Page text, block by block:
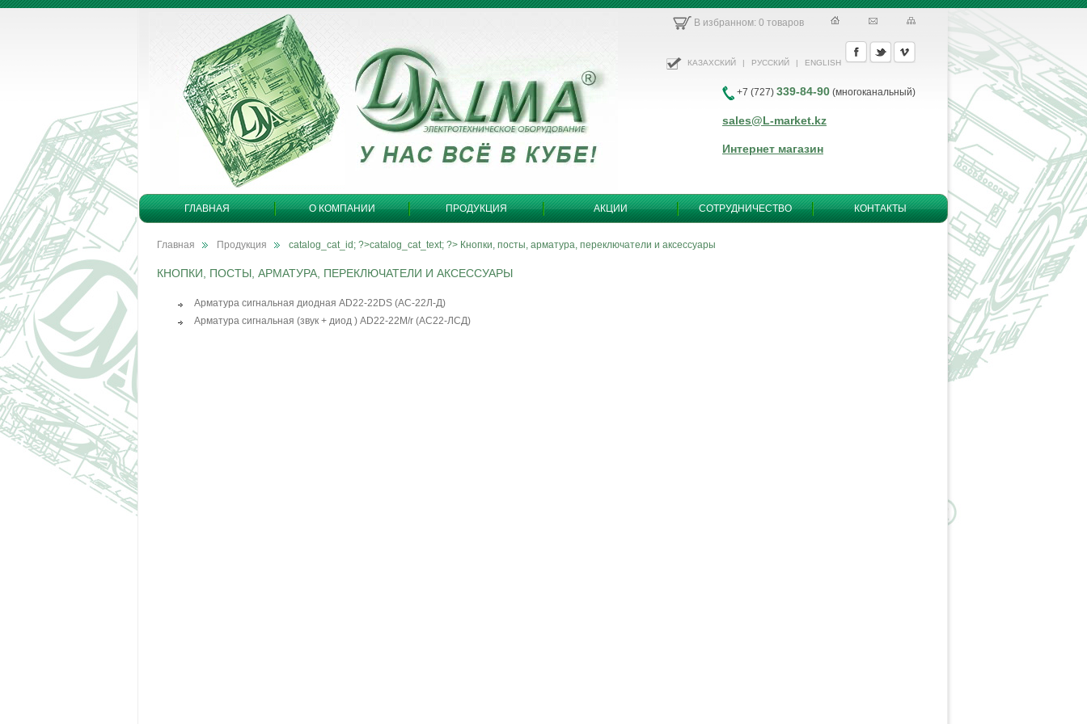
В избранном: 0 товаров
КАЗАХСКИЙ | РУССКИЙ | ENGLISH
+7 (727) 339-84-90 (многоканальный)
sales@L-market.kz
Интернет магазин
ГЛАВНАЯ О КОМПАНИИ ПРОДУКЦИЯ АКЦИИ СОТРУДНИЧЕСТВО КОНТАКТЫ
Главная Продукция catalog_cat_id; ?>catalog_cat_text; ?> Кнопки, посты, арматура, переключатели и аксессуары
КНОПКИ, ПОСТЫ, АРМАТУРА, ПЕРЕКЛЮЧАТЕЛИ И АКСЕССУАРЫ
Арматура сигнальная диодная AD22-22DS (АС-22Л-Д)
Арматура сигнальная (звук + диод ) AD22-22M/r (АС22-ЛСД)